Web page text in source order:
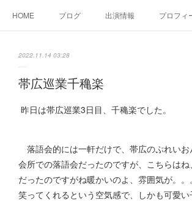
HOME ブログ 出演情報 プロフィ
2022.11.14 03:28
帯広巡業千穐楽
昨日は帯広巡業3日目、千穐楽でした。
落語会的には一軒だけで、帯広のぷれい
会所での落語会だったのですが、こちらは
だったのですがね暖かいのよ、雰囲気が。
笑ってくれるという空気感で、しかも可愛い